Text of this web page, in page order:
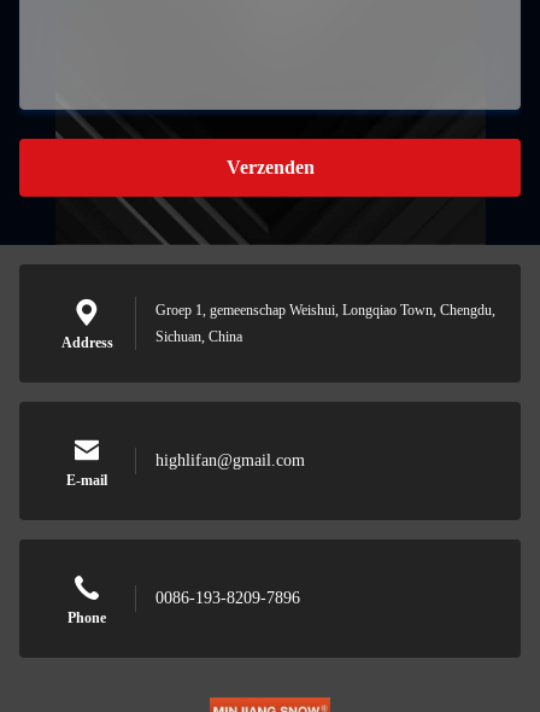
Verzenden
Address
Groep 1, gemeenschap Weishui, Longqiao Town, Chengdu,
Sichuan, China
E-mail
highlifan@gmail.com
Phone
0086-193-8209-7896